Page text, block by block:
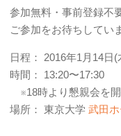
参加無料・事前登録不
ご参加をお待ちしてい
日程： 2016年1月14日(
時間： 13:20〜17:30
※18時より懇親会を開
場所： 東京大学 武田